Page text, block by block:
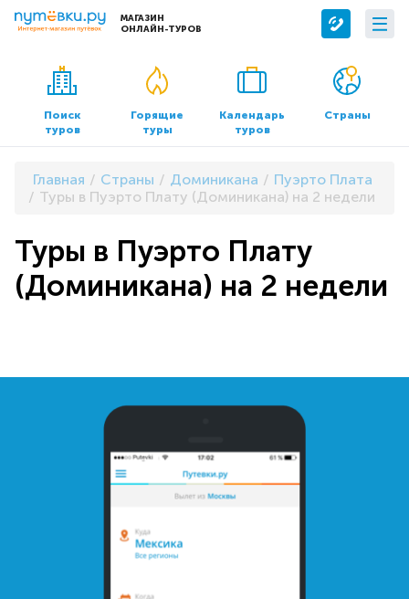
МАГАЗИН
ОНЛАЙН-ТУРОВ
Сервисы
Бронирование отелей
Трансфер
О компании
О нас
Контакты
Документы и реквизиты
Поиск
туров
Горящие
туры
Календарь
туров
Страны
Главная Страны Доминикана
Пуэрто Плата
Туры в Пуэрто Плату (Доминикана) на 2 недели
Туры в Пуэрто Плату
(Доминикана) на 2 недели